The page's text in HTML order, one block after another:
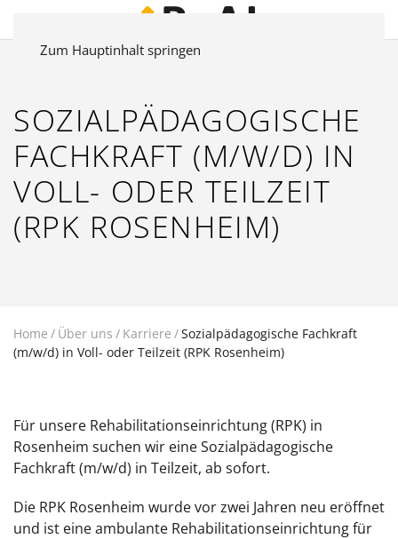
Zum Hauptinhalt springen
SOZIALPÄDAGOGISCHE
FACHKRAFT (M/W/D) IN
VOLL- ODER TEILZEIT
(RPK ROSENHEIM)
Home Über uns Karriere
Sozialpädagogische Fachkraft
(m/w/d) in Voll- oder Teilzeit (RPK Rosenheim)
Für unsere Rehabilitationseinrichtung (RPK) in
Rosenheim suchen wir eine Sozialpädagogische
Fachkraft (m/w/d) in Teilzeit, ab sofort.
Die RPK Rosenheim wurde vor zwei Jahren neu eröffnet
und ist eine ambulante Rehabilitationseinrichtung für